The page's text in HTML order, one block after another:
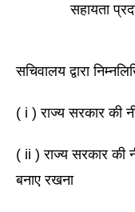
सहायता
सचिवालय द्वारा
( i ) राज्य सरकार की
( ii ) राज्य सरकार की
बनाए रखना